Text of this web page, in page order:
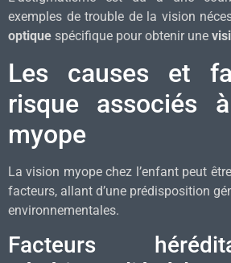
exemples de trouble de la vision
optique spécifique pour obtenir une
Les causes et
risque associés
myope
La vision myope chez l’enfant peut
facteurs, allant d’une prédisposition
environnementales.
Facteurs